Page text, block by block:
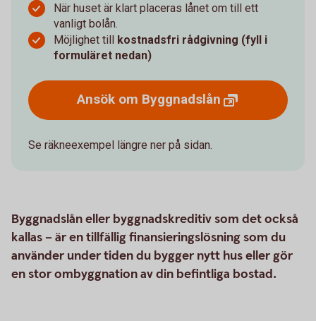
När huset är klart placeras lånet om till ett
vanligt bolån.
Möjlighet till kostnadsfri rådgivning (fyll i
formuläret nedan)
Ansök om Byggnadslån
Se räkneexempel längre ner på sidan.
Byggnadslån eller byggnadskreditiv som det också
kallas – är en tillfällig finansieringslösning som du
använder under tiden du bygger nytt hus eller gör
en stor ombyggnation av din befintliga bostad.